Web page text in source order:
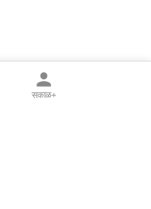
सकाळ+